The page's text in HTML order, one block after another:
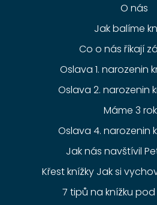
O nás
Jak balíme
Co o nás říkají
Oslava 1. narozenin
Oslava 2. narozenin
Máme 3
Oslava 4. narozenin
Jak nás navštívil
Křest knížky Jak si
7 tipů na knížku